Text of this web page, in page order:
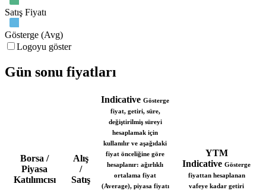
Satış Fiyatı
Gösterge (Avg)
Logoyu göster
Gün sonu fiyatları
Borsa /
Piyasa
Katılımcısı
Alış
/
Satış
Indicative Gösterge
fiyat, getiri, süre,
değiştirilmiş süreyi
hesaplamak için
kullanılır ve aşağıdaki
fiyat önceliğine göre
hesaplanır: ağırlıklı
ortalama fiyat
(Average), piyasa fiyatı
YTM
Indicative Gösterge
fiyattan hesaplanan
vafeye kadar getiri